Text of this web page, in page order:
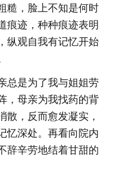
糙，脸上不知是何时
痕迹，种种痕迹表明
纵观自我有记忆开始
总是为了我与姐姐劳
，母亲为我找药的背
散，反而愈发凝实，
忆深处。再看向院内
辞辛劳地结着甘甜的